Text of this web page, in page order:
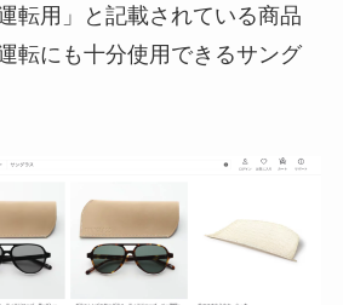
転用」と記載されている商品
転にも十分使用できるサング